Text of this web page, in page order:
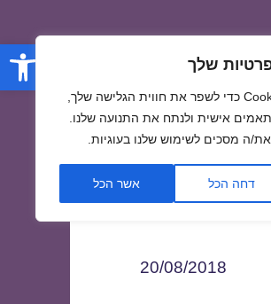
פתח שלך
אנו משתמשים בקובצי Cookie כדי לשפר את חווית הגלישה שלך,
אישית ולנתח את התנועה שלנו.
ה מסכים לשימוש שלנו בעוגיות.
דחה הכל אשר הכל
20/08/2018